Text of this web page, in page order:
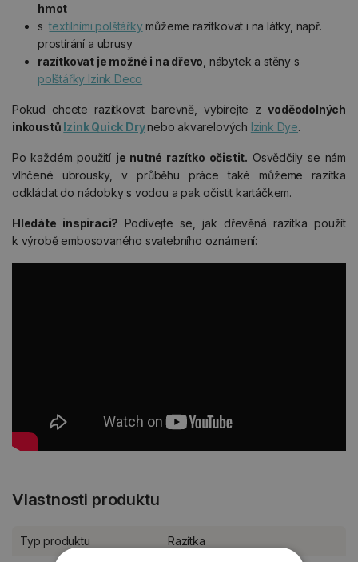
hmot
stextilními polštářkymůžeme razítkovat i na látky, např.
prostírání a ubrusy
razítkovat je možné i na dřevo , nábytek a stěny s
polštářky Izink Deco
Pokud chcete razítkovat barevně, vybírejte zvoděodolných
inkoustů Izink Quick Drynebo akvarelových Izink Dye.
Po každém použití je nutné razítko očistit. Osvědčily se nám
vlhčené ubrousky, v průběhu práce také můžeme razítka
odkládat do nádobky s vodou a pak očistit kartáčkem.
Hledáte inspiraci? Podívejte se, jak dřevěná razítka použít
k výrobě embosovaného svatebního oznámení:
Vlastnosti produktu
Typ produktu Razítka